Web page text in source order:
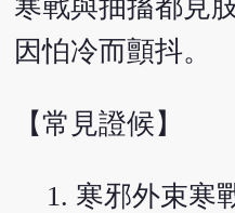
寒戰與抽搐都見
因怕冷而顫抖。
【常見證候】
寒邪外束寒